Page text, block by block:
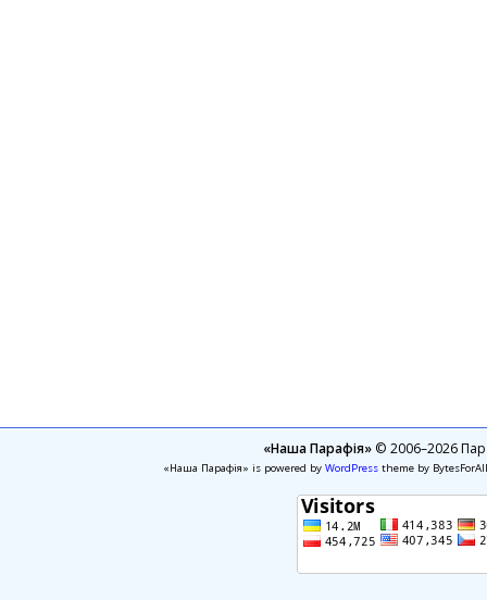
«Наша Парафія»© 2006–2026
«Наша Парафія» is powered by WordPresstheme by